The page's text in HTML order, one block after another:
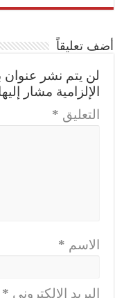
أضف تعليقاً
لن يتم نشر عنوان
الإلزامية مشار
التعليق *
الاسم *
البريد الإلكتروني *